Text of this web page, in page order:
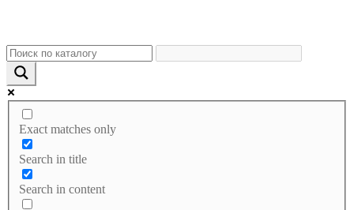
Exact matches only
Search in title
Search in content